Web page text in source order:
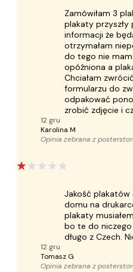
Zamówiłam 3
plakaty przyszły
informacji że
otrzymałam
do tego nie mam
opóźniona a
Chciałam
formularzu do
odpakować
zrobić zdjęcie i
12 gru
Karolina M
Opinia zebrana z
Jakość plakatów
domu na
plakaty
bo te do niczego
długo z Czech.
12 gru
Tomasz G
Opinia zebrana z